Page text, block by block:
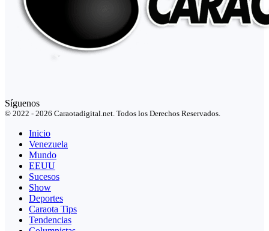
Síguenos
© 2022 - 2026 Caraotadigital.net. Todos los Derechos Reservados.
Inicio
Venezuela
Mundo
EEUU
Sucesos
Show
Deportes
Caraota Tips
Tendencias